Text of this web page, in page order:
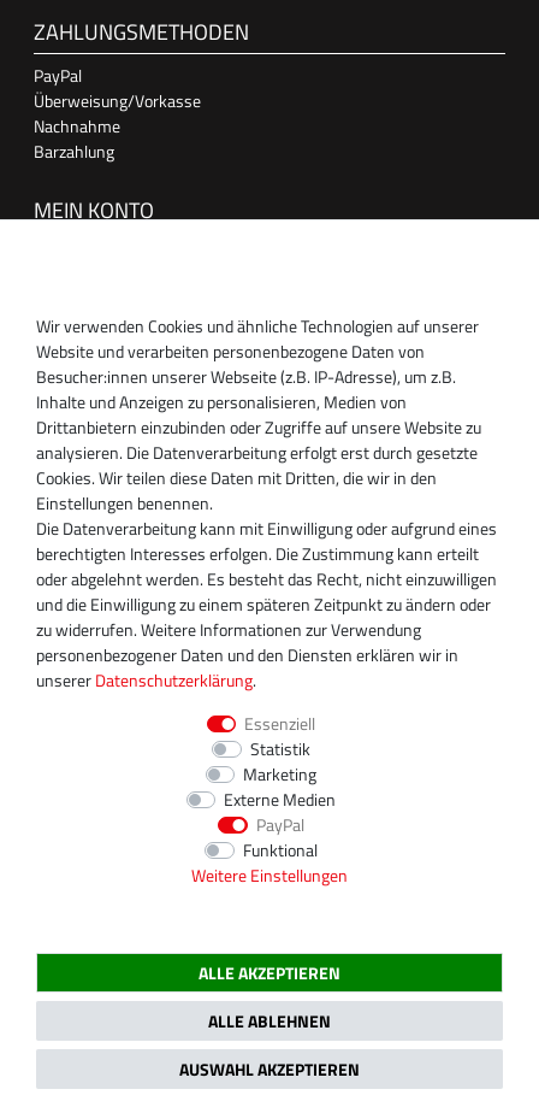
ZAHLUNGSMETHODEN
PayPal
Überweisung/Vorkasse
Nachnahme
Barzahlung
MEIN KONTO
SUPPORT
Inhaber:
Magnos Turbosystems GmbH
Miraustraße 27-29
D-13509 Berlin
+49 30 340 606 740
+49 30 340 606 740
+49 30 340 606 745
info@turboservice24.de
Aktuelle Öffnungszeiten
Mo-Fr: 08:00 Uhr - 18:00 Uhr
Sa: geschlossen
2020 Magnos Turbosystems GmbH | Alle Preise inklusive gesetzlicher MwSt.
Wir verwenden Cookies und ähnliche Technologien auf unserer
Website und verarbeiten personenbezogene Daten von
Besucher:innen unserer Webseite (z.B. IP-Adresse), um z.B.
Inhalte und Anzeigen zu personalisieren, Medien von
Drittanbietern einzubinden oder Zugriffe auf unsere Website zu
analysieren. Die Datenverarbeitung erfolgt erst durch gesetzte
Cookies. Wir teilen diese Daten mit Dritten, die wir in den
Einstellungen benennen.
Die Datenverarbeitung kann mit Einwilligung oder aufgrund eines
berechtigten Interesses erfolgen. Die Zustimmung kann erteilt
oder abgelehnt werden. Es besteht das Recht, nicht einzuwilligen
und die Einwilligung zu einem späteren Zeitpunkt zu ändern oder
zu widerrufen. Weitere Informationen zur Verwendung
personenbezogener Daten und den Diensten erklären wir in
unsererDaten­schutz­erklärung.
Essenziell
Statistik
Marketing
Externe Medien
PayPal
Funktional
Weitere Einstellungen
ALLE AKZEPTIEREN
ALLE ABLEHNEN
AUSWAHL AKZEPTIEREN